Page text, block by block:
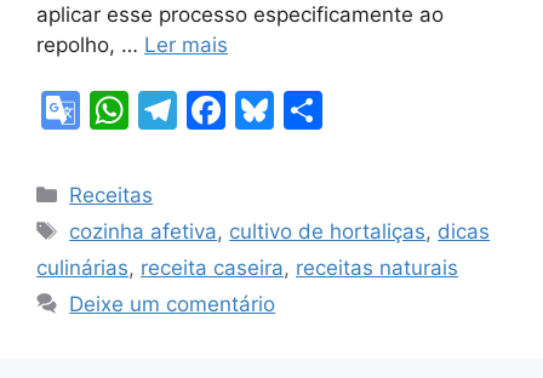
aplicar esse processo especificamente ao
repolho, … Ler mais
G
o
gl
e
Tr
W
at
s
A
p
T
gr
a
m
F
e
b
o
Bl
s
k
y
e
Categorias
Receitas
Tags
cozinha afetiva, cultivo de hortaliças, dicas
culinárias, receita caseira, receitas naturais
Deixe um comentário